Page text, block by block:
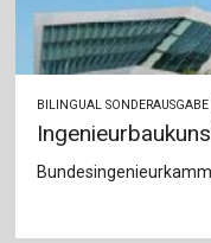
BILINGUAL